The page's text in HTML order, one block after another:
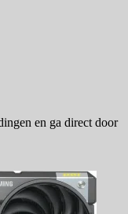
en ga direct door